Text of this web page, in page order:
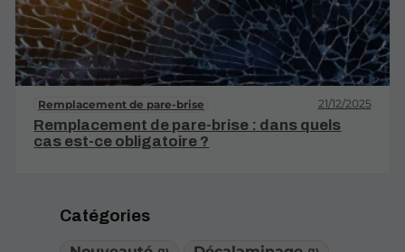
Catégories
Remplacement de pare-brise 21/12/2025
Remplacement de pare-brise : dans quels
cas est-ce obligatoire ?